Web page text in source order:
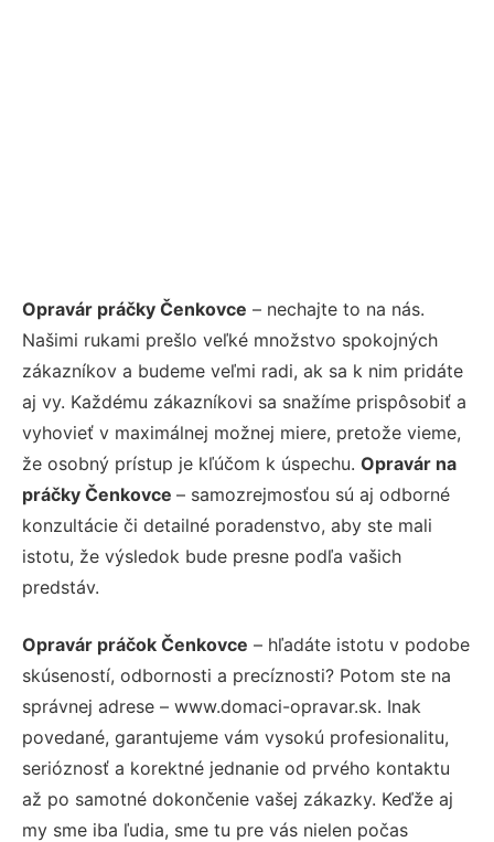
Opravár práčky Čenkovce – nechajte to na nás.
Našimi rukami prešlo veľké množstvo spokojných
zákazníkov a budeme veľmi radi, ak sa k nim pridáte
aj vy. Každému zákazníkovi sa snažíme prispôsobiť a
vyhovieť v maximálnej možnej miere, pretože vieme,
že osobný prístup je kľúčom k úspechu. Opravár na
práčky Čenkovce – samozrejmosťou sú aj odborné
konzultácie či detailné poradenstvo, aby ste mali
istotu, že výsledok bude presne podľa vašich
predstáv.
Opravár práčok Čenkovce – hľadáte istotu v podobe
skúseností, odbornosti a precíznosti? Potom ste na
správnej adrese – www.domaci-opravar.sk. Inak
povedané, garantujeme vám vysokú profesionalitu,
serióznosť a korektné jednanie od prvého kontaktu
až po samotné dokončenie vašej zákazky. Keďže aj
my sme iba ľudia, sme tu pre vás nielen počas